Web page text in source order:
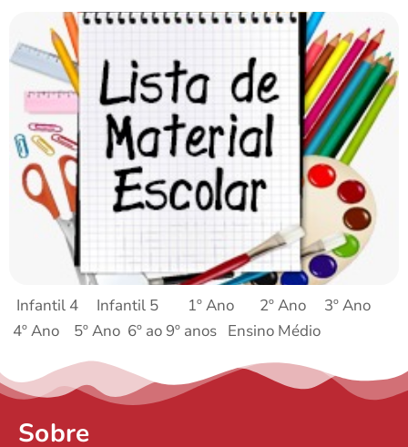
Infantil 4 Infantil 5 1º Ano 2º Ano 3º Ano
4º Ano 5º Ano 6º ao 9º anos Ensino Médio
Sobre